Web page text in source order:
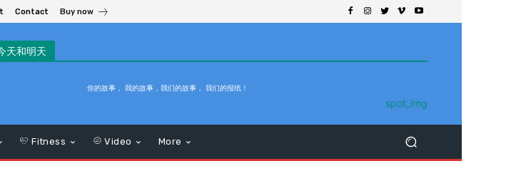
Contact Buy now
天和明天
你的故事， 我的故事，我们的故事， 我们的报纸！
Fitness Video More